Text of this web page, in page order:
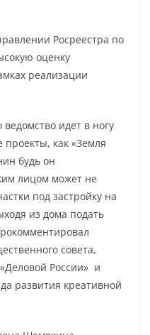
Росреестра по
оценку
реализации
идет в ногу
проекты, как «Земля
будь он
лицом может не
под застройку на
из дома подать
совета,
России» и
развития креативной